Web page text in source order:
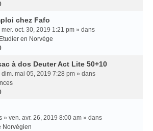
chez Fafo
mer. oct. 30, 2019 1:21 pm » dans
en Norvège
à dos Deuter Act Lite 50+10
dim. mai 05, 2019 7:28 pm » dans
» ven. avr. 26, 2019 8:00 am » dans
Norvégien